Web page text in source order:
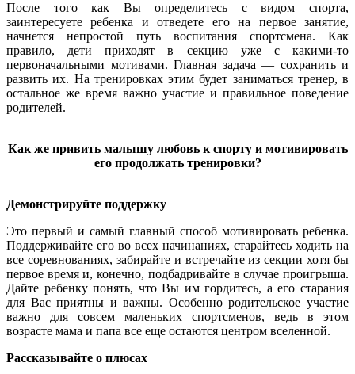
После того как Вы определитесь с видом спорта,
заинтересуете ребенка и отведете его на первое занятие,
начнется непростой путь воспитания спортсмена. Как
правило, дети приходят в секцию уже с какими-то
первоначальными мотивами. Главная задача — сохранить и
развить их. На тренировках этим будет заниматься тренер, в
остальное же время важно участие и правильное поведение
родителей.
Как же привить малышу любовь к спорту и мотивировать
его продолжать тренировки?
Демонстрируйте поддержку
Это первый и самый главный способ мотивировать ребенка.
Поддерживайте его во всех начинаниях, старайтесь ходить на
все соревнованиях, забирайте и встречайте из секции хотя бы
первое время и, конечно, подбадривайте в случае проигрыша.
Дайте ребенку понять, что Вы им гордитесь, а его старания
для Вас приятны и важны. Особенно родительское участие
важно для совсем маленьких спортсменов, ведь в этом
возрасте мама и папа все еще остаются центром вселенной.
Рассказывайте о плюсах